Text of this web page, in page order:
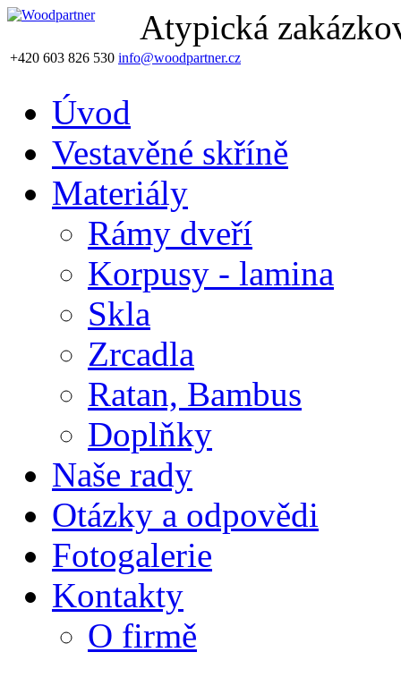
Atypická
+420 603 826 530 info@woodpartner.cz
Úvod
Vestavěné skříně
Materiály
Rámy dveří
Korpusy - lamina
Skla
Zrcadla
Ratan, Bambus
Doplňky
Naše rady
Otázky a odpovědi
Fotogalerie
Kontakty
O firmě